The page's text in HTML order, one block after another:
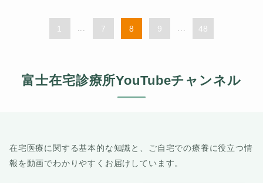
1 7 8 9 48
富士在宅診療所YouTubeチャンネル
在宅医療に関する基本的な知識と、ご自宅での療養に役立つ情
報を動画でわかりやすくお届けしています。